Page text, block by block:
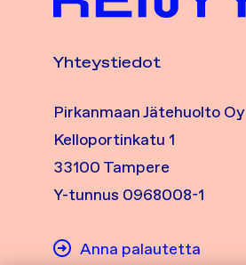
Yhteystiedot
Pirkanmaan Jätehuolto Oy
Kelloportinkatu 1
33100 Tampere
Y-tunnus 0968008-1
Anna palautetta